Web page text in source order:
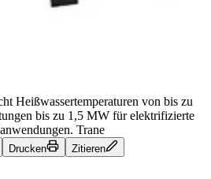
Heißwassertemperaturen von bis zu
bis zu 1,5 MW für elektrifizierte
Trane
Drucken Zitieren